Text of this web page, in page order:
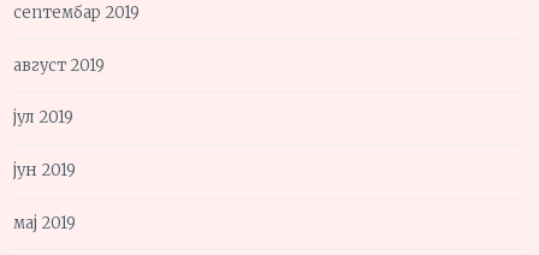
септембар 2019
август 2019
јул 2019
јун 2019
мај 2019